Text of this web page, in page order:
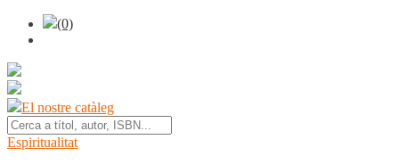
(0)
El nostre catàleg
Espiritualitat